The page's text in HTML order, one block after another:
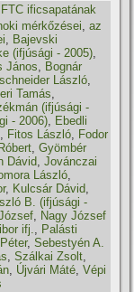
ificsapatának
mérkőzései,az
, Bajevski
(ifjúsági - 2005),
János, Bognár
László,
Tamás,
(ifjúsági -
- 2006), Ebedli
, Fitos László, Fodor
,Gyömbér
Dávid,Jovánczai
László,
, Kulcsár Dávid,
B. (ifjúsági -
, Nagy József
ifj., Palásti
,Sebestyén A.
,Szálkai Zsolt,
, Újvári Máté,Vépi